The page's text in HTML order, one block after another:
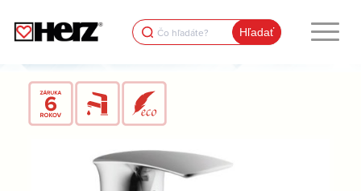
Search
for: